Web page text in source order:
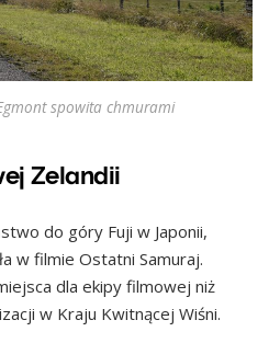
spowita chmurami
Zelandii
do góry Fuji w Japonii,
w filmie Ostatni Samuraj.
dla ekipy filmowej niż
w Kraju Kwitnącej Wiśni.